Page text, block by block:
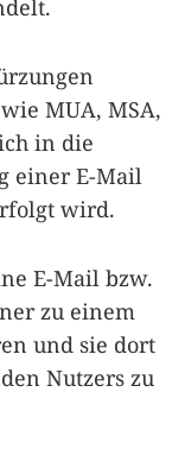
MUA, MSA,
in die
einer E-Mail
wird.
E-Mail bzw.
zu einem
und sie dort
Nutzers zu